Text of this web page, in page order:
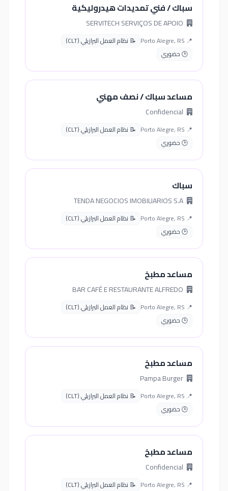
سباك / فني تمديدات هيدروليكية
📍 Porto Alegre, RS
📝 نظام العمل البرازيلي (CLT)
🕒 حضوري
مساعد سباك / نصف مهني
📍 Porto Alegre, RS
📝 نظام العمل البرازيلي (CLT)
🕒 حضوري
سباك
📍 Porto Alegre, RS
📝 نظام العمل البرازيلي (CLT)
🕒 حضوري
مساعد مطبخ
📍 Porto Alegre, RS
📝 نظام العمل البرازيلي (CLT)
🕒 حضوري
مساعد مطبخ
📍 Porto Alegre, RS
📝 نظام العمل البرازيلي (CLT)
🕒 حضوري
مساعد مطبخ
📍 Porto Alegre, RS
📝 نظام العمل البرازيلي (CLT)